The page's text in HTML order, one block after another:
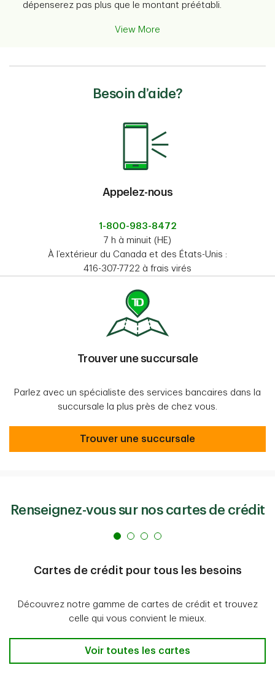
dépenserez pas plus que le montant préétabli.
View More
Besoin d’aide?
Appelez-nous
1-800-983-8472
7 h à minuit (HE)
À l’extérieur du Canada et des États-Unis :
416-307-7722 à frais virés
Trouver une succursale
Parlez avec un spécialiste des services bancaires dans la
succursale la plus près de chez vous.
Trouver une succursale
Trouver une succursale
Renseignez-vous sur nos cartes de crédit
Cartes de crédit pour tous les besoins
Découvrez notre gamme de cartes de crédit et trouvez
celle qui vous convient le mieux.
Voir toutes les cartes